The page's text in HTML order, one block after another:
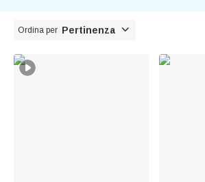
Ordina per Pertinenza 